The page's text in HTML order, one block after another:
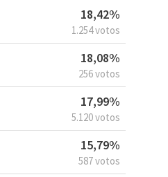
18,42%
1.254 votos
18,08%
256 votos
17,99%
5.120 votos
15,79%
587 votos